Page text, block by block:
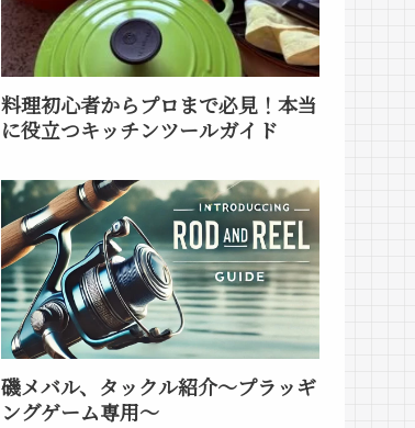
料理初心者からプロまで必見！本当
に役立つキッチンツールガイド
磯メバル、タックル紹介～プラッギ
ングゲーム専用～